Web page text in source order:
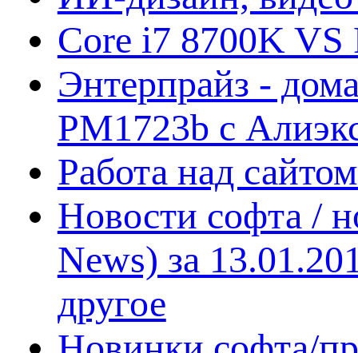
Core i7 8700K VS
Энтерпрайз -
PM1723b с
Работа над
Новости софта /
News) за
другое